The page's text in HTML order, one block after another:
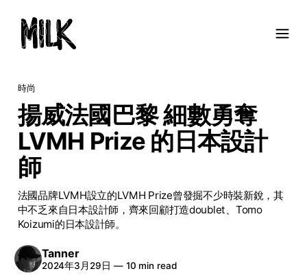
時尚
揚威法國巴黎 細數勇奪
LVMH Prize 的日本設計
師
法國品牌LVMH設立的LVMH Prize曾發掘不少時裝新銳，其
中不乏來自日本設計師，齊來回顧打造doublet、Tomo
Koizumi的日本設計師。
Tanner
2024年3月29日 —10 min read